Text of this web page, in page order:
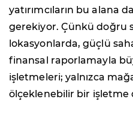
yatırımcıların bu alana
gerekiyor. Çünkü doğru
lokasyonlarda, güçlü
finansal raporlamayla
işletmeleri; yalnızca
ölçeklenebilir bir işletme